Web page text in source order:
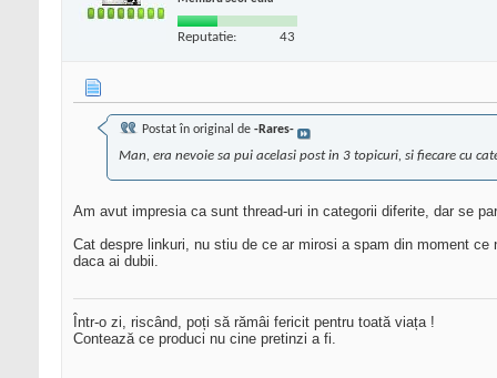
Reputatie: 43
Postat în original de -Rares-
Man, era nevoie sa pui acelasi post in 3 topicuri, si fiecare cu
Am avut impresia ca sunt thread-uri in categorii diferite, dar se
Cat despre linkuri, nu stiu de ce ar mirosi a spam din moment
daca ai dubii.
Într-o zi, riscând, poți să rămâi fericit pentru toată viața !
Contează ce produci nu cine pretinzi a fi.